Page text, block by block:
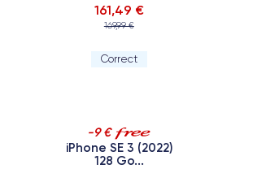
161,49 €
169,99 €
Correct
-9 €
iPhone SE 3 (2022)
128 Go...